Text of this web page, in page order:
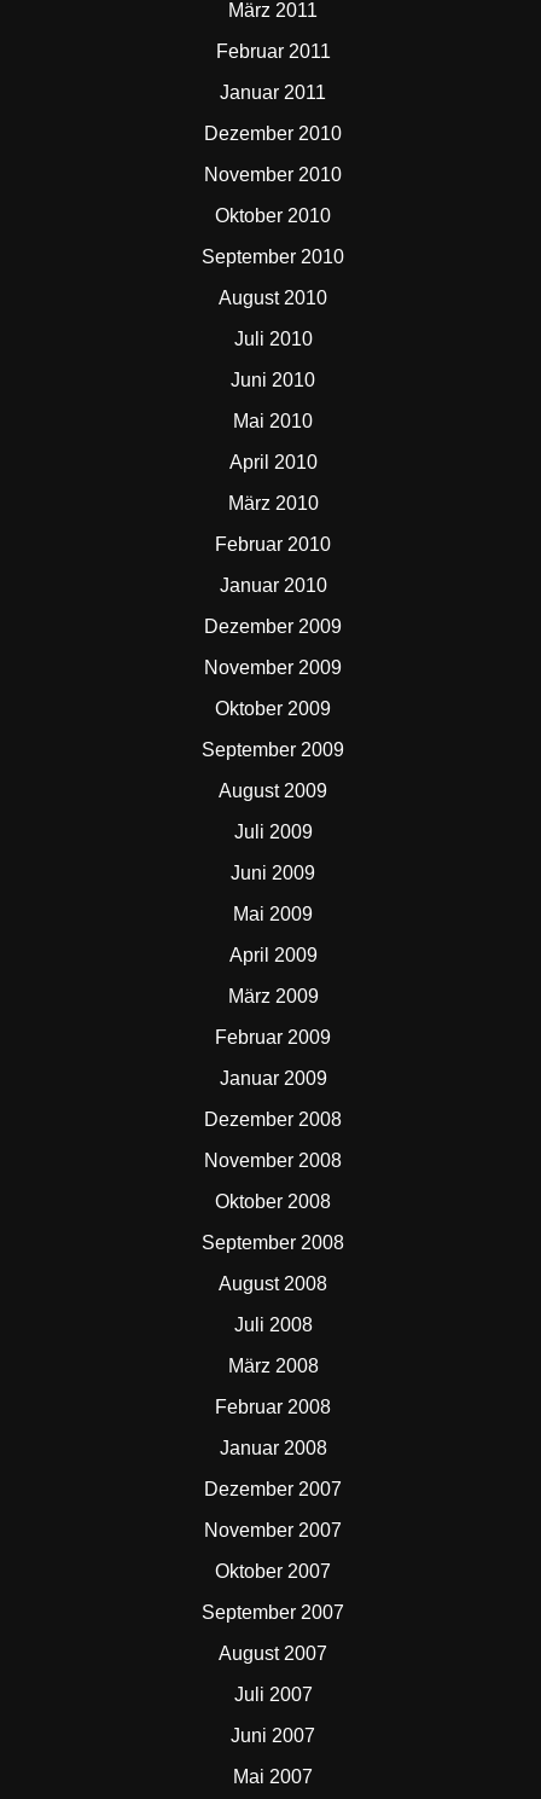
März 2011
Februar 2011
Januar 2011
Dezember 2010
November 2010
Oktober 2010
September 2010
August 2010
Juli 2010
Juni 2010
Mai 2010
April 2010
März 2010
Februar 2010
Januar 2010
Dezember 2009
November 2009
Oktober 2009
September 2009
August 2009
Juli 2009
Juni 2009
Mai 2009
April 2009
März 2009
Februar 2009
Januar 2009
Dezember 2008
November 2008
Oktober 2008
September 2008
August 2008
Juli 2008
März 2008
Februar 2008
Januar 2008
Dezember 2007
November 2007
Oktober 2007
September 2007
August 2007
Juli 2007
Juni 2007
Mai 2007